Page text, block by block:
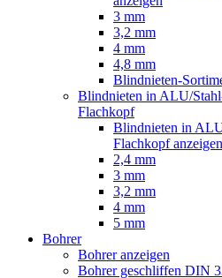
3 mm
3,2 mm
4 mm
4,8 mm
Blindnieten-
Blindnieten in ALU/
Flachkopf
Blindnieten in
Flachkopf anzeigen
2,4 mm
3 mm
3,2 mm
4 mm
5 mm
Bohrer
Bohrer anzeigen
Bohrer geschliffen DIN